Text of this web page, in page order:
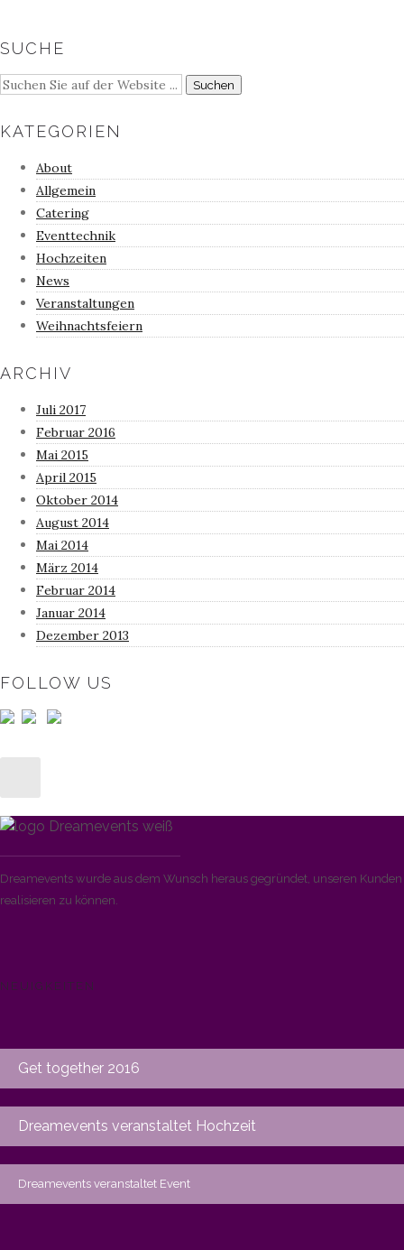
SUCHE
KATEGORIEN
About
Allgemein
Catering
Eventtechnik
Hochzeiten
News
Veranstaltungen
Weihnachtsfeiern
ARCHIV
Juli 2017
Februar 2016
Mai 2015
April 2015
Oktober 2014
August 2014
Mai 2014
März 2014
Februar 2014
Januar 2014
Dezember 2013
FOLLOW US
Dreamevents wurde aus dem Wunsch heraus gegründet, unseren
realisieren zu können.
NEUIGKEITEN
Get together 2016
Dreamevents veranstaltet Hochzeit
Dreamevents veranstaltet Event